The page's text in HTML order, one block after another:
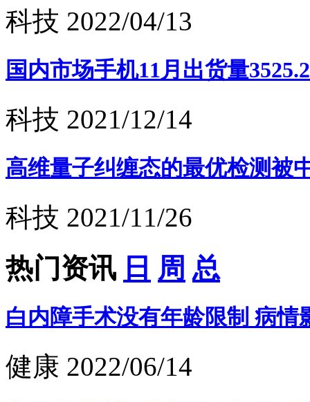
科技 2022/04/13
国内市场手机11月出货量
科技 2021/12/14
高维量子纠缠态的最优检测被
科技 2021/11/26
热门资讯 日 周 总
白内障手术没有年龄限制 病
健康 2022/06/14